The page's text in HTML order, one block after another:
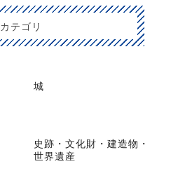
カテゴリ
城
史跡・文化財・建造物・
世界遺産